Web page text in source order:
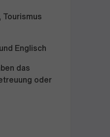
Tourismus
Englisch
das
oder